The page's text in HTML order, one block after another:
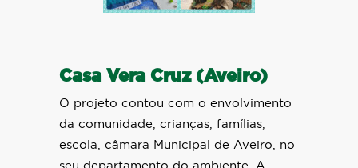
Casa Vera Cruz (Aveiro)
O projeto contou com o envolvimento
da comunidade, crianças, famílias,
escola, câmara Municipal de Aveiro, no